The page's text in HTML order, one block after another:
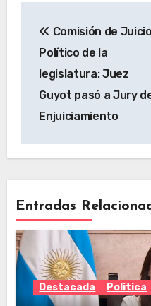
Comisión de Juicio
Político de la
legislatura: Juez
Guyot pasó a Jury
Enjuiciamiento
Entradas
Destacada Politica